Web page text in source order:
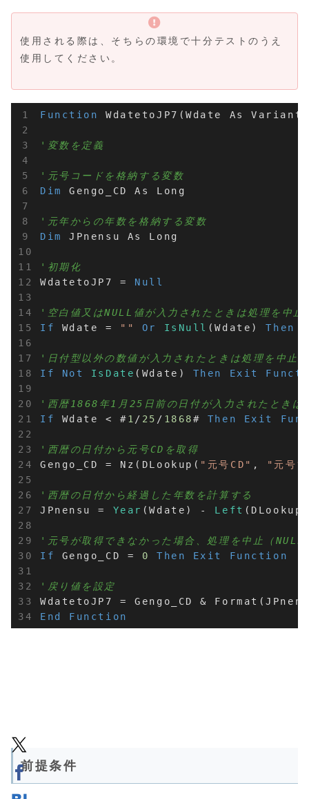
使用される際は、そちらの環境で十分テストのうえ
使用してください。
Function WdatetoJP7(Wdate As
'変数を定義
'元号コードを格納する変数
Dim
Gengo_CD As Long
'元年からの年数を格納する変数
Dim
JPnensu As Long
'初期化
WdatetoJP7 = Null
'空白値又はNULL値が入力されたときは処理を中止
If
Wdate = "" Or IsNull (Wdate) Then
'日付型以外の数値が入力されたときは処理を中止
If
Not IsDate (Wdate) Then Exit
'西暦1868年1月25日前の日付が入力されたときは
If
Wdate < #1 / 25 / 1868# Then Exit
'西暦の日付から元号CDを取得
Gengo_CD = Nz(DLookup( "元号CD" , "元号
'西暦の日付から経過した年数を計算する
JPnensu = Year (Wdate) - Left (DLookup(
'元号が取得できなかった場合、処理を中止（NULL
If
Gengo_CD = 0 Then Exit Function
'戻り値を設定
WdatetoJP7 = Gengo_CD &
End
Function
前提条件